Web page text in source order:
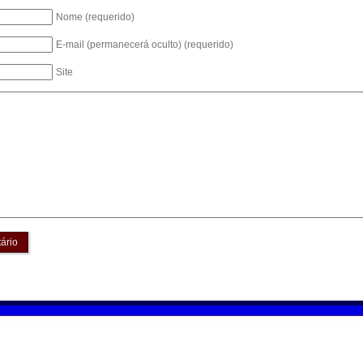
Nome (requerido)
E-mail (permanecerá oculto) (requerido)
Site